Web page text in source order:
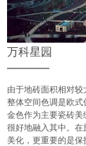
万科星园
由于地砖面积相对较
整体空间色调是欧
金色作为主要瓷砖
很好地融入其中。
美化，更重要的是